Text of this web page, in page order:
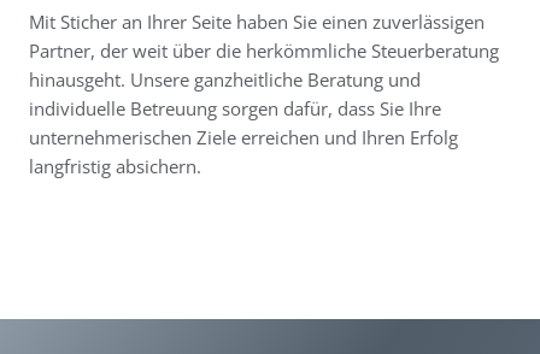
Mit Sticher an Ihrer Seite haben Sie einen zuverlässigen
Partner, der weit über die herkömmliche Steuerberatung
hinausgeht. Unsere ganzheitliche Beratung und
individuelle Betreuung sorgen dafür, dass Sie Ihre
unternehmerischen Ziele erreichen und Ihren Erfolg
langfristig absichern.